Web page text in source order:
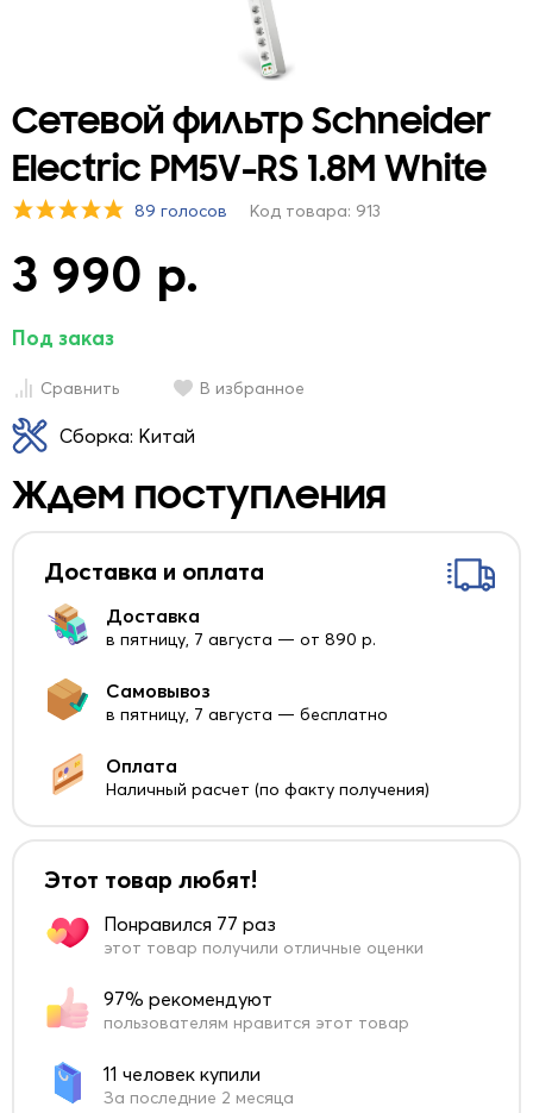
Сетевой фильтр Schneider
Electric PM5V-RS 1.8M White
89 голосов Код товара: 913
3 990 р.
Под заказ
Сравнить В избранное
Сборка: Китай
Ждем поступления
Доставка и оплата
Доставка
в пятницу, 7 августа — от 890 р.
Самовывоз
в пятницу, 7 августа — бесплатно
Оплата
Наличный расчет (по факту получения)
Этот товар любят!
Понравился 77 раз
этот товар получили отличные оценки
97% рекомендуют
пользователям нравится этот товар
11 человек купили
За последние 2 месяца